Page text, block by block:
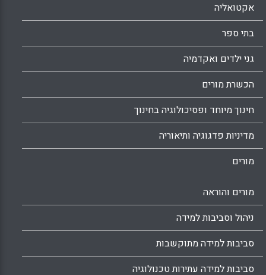
אקטואליה
בתי ספר
גני ילדים ואקדמיה
הכשרת מורים
חינוך מיוחד ופסיכולוגיה בחינוך
מדיניות פדגוגיה ותיאוריה
מורים
מורים והוראה
ניהול וסביבות למידה
סביבות למידה מתוקשבות
סביבות למידה עתירות טכנולוגיה